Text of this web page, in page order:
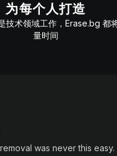
为每个人打造
技术领域工作，Erase.bg 都
量时间
was never this easy.